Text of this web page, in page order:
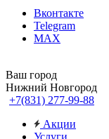
Вконтакте
Telegram
MAX
Ваш город
Нижний Новгород
+7(831) 277-99-88
Акции
Услуги